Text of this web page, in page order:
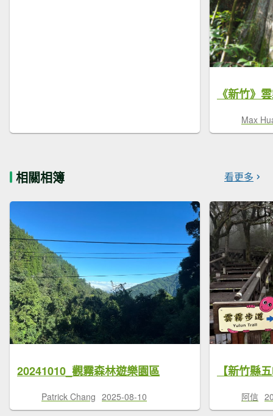
Max
相關相簿 看更多
20241010_觀霧森林遊樂園區
Patrick Chang 2025-08-10
【新竹縣
阿信